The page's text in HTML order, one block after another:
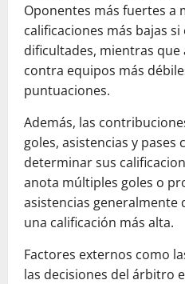
Oponentes más fuertes a
calificaciones más bajas
dificultades, mientras
contra equipos más
puntuaciones.
Además, las
goles, asistencias y pases
determinar sus
anota múltiples goles o
asistencias generalmente
una calificación más alta.
Factores externos como
las decisiones del árbitro